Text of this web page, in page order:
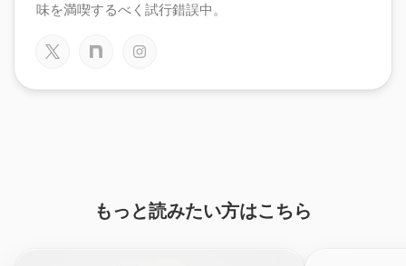
味を満喫するべく試行錯誤中。
もっと読みたい方はこちら